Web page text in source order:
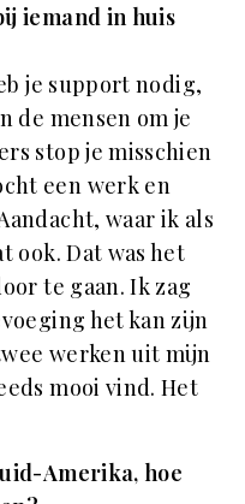
iemand in huis
je support nodig,
de mensen om je
stop je misschien
een werk en
waar ik als
ook. Dat was het
te gaan. Ik zag
het kan zijn
werken uit mijn
mooi vind. Het
Amerika, hoe